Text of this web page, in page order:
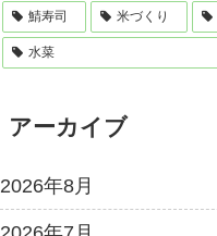
鯖寿司 米づくり
水菜
アーカイブ
2026年8月